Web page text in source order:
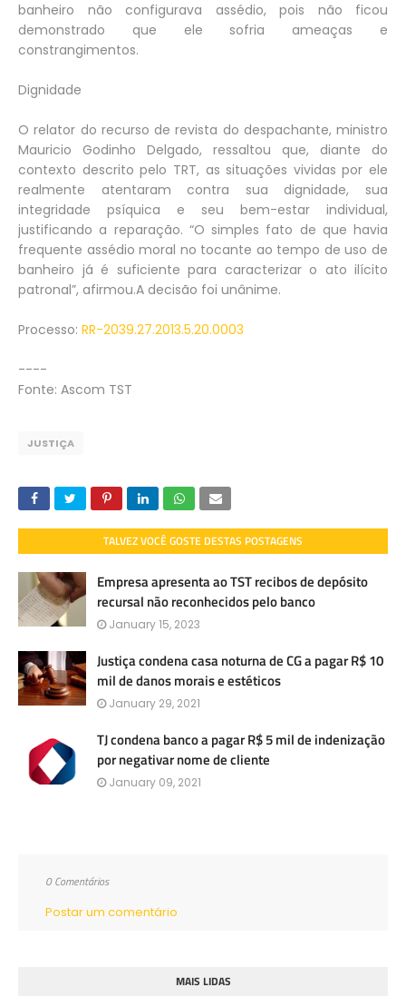
banheiro não configurava assédio, pois não ficou
demonstrado que ele sofria ameaças e
constrangimentos.
Dignidade
O relator do recurso de revista do despachante, ministro
Mauricio Godinho Delgado, ressaltou que, diante do
contexto descrito pelo TRT, as situações vividas por ele
realmente atentaram contra sua dignidade, sua
integridade psíquica e seu bem-estar individual,
justificando a reparação. “O simples fato de que havia
frequente assédio moral no tocante ao tempo de uso de
banheiro já é suficiente para caracterizar o ato ilícito
patronal”, afirmou.A decisão foi unânime.
Processo: RR-2039.27.2013.5.20.0003
----
Fonte: Ascom TST
JUSTIÇA
TALVEZ VOCÊ GOSTE DESTAS POSTAGENS
Empresa apresenta ao TST recibos de depósito
recursal não reconhecidos pelo banco
January 15, 2023
Justiça condena casa noturna de CG a pagar R$ 10
mil de danos morais e estéticos
January 29, 2021
TJ condena banco a pagar R$ 5 mil de indenização
por negativar nome de cliente
January 09, 2021
0 Comentários
Postar um comentário
MAIS LIDAS